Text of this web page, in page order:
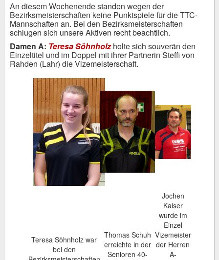
An diesem Wochenende standen wegen der
Bezirksmeisterschaften keine Punktspiele für die TTC-
Mannschaften an. Bei den Bezirksmeisterschaften
schlugen sich unsere Aktiven recht beachtlich.
Damen A: Teresa Söhnholzholte sich souverän den
Einzeltitel und im Doppel mit ihrer Partnerin Steffi von
Rahden (Lahr) die Vizemeisterschaft.
Teresa Söhnholz war
bei den
Thomas Schuh
erreichte in der
Senioren 40-
Jochen
Kaiser
wurde im
Einzel
Vizemeister
der Herren
A-